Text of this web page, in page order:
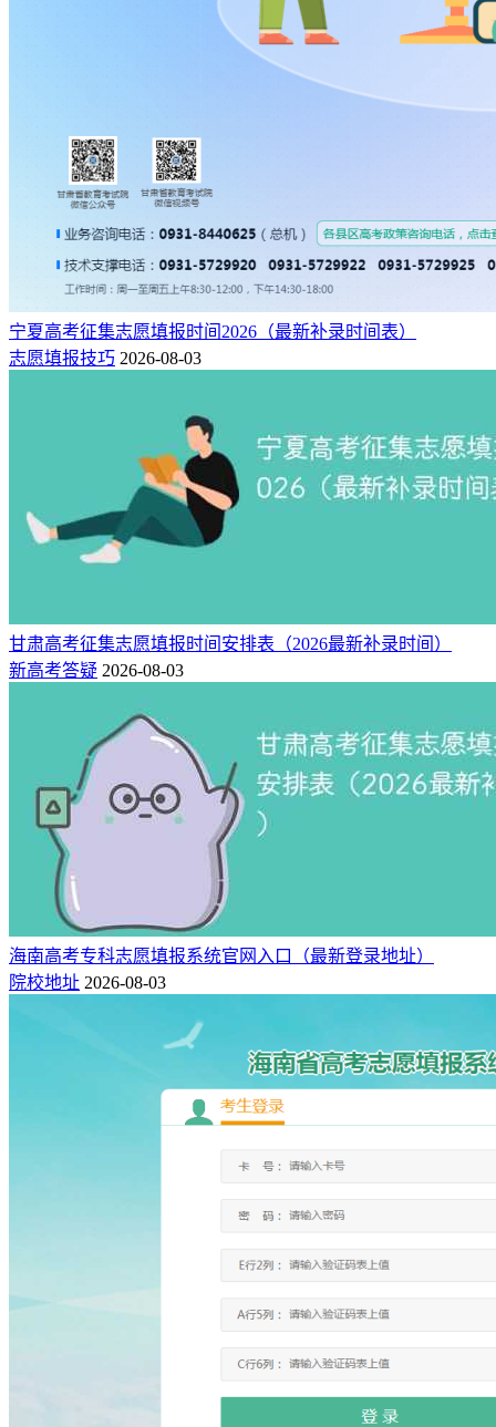
1）市场需求量大：随着国人收入水平和生活质量的提高，人
们对口腔健康的重视程度也越来越高。目前我国一线城市已经
2）就业门槛相对较低：与临床医学相比，口腔医学专业的学
历要求更为宽松，为更多学生提供了就业机会。
3）就业领域较宽：口腔医学专业的学生毕业后，可以在大医
院从事口腔科工作，也可以私人开设诊所，并且能在美容院从
事相关的面部整容、美容。
6、焊接技术及自动化
传统制造业在我国经济中始终占有一席之地，而与之相关的各
专业人才，在就业方面也占据了一定优势，比如焊接技术及自
动化专业，就是如此。该专业主要培养能够从事焊接工艺设
员，就业主要面向各类工业企业的生产部门。由于实用性强，
就业对口，因此对于男生来讲，只要考取了相关证书，在毕业
后找到一份工作还是挺容易的。
学生在毕业后主要进入机械、汽车、船舶、航空航天、军工、
铁路机车车辆等装备制造行业从事焊接生产和技术工作，以及
宁夏高考征集志愿填报时间2026（最新补录时间表）
志愿填报技巧 2026-08-03
甘肃高考征集志愿填报时间安排表（2026最新补录时间）
新高考答疑 2026-08-03
海南高考专科志愿填报系统官网入口（最新登录地址）
院校地址 2026-08-03